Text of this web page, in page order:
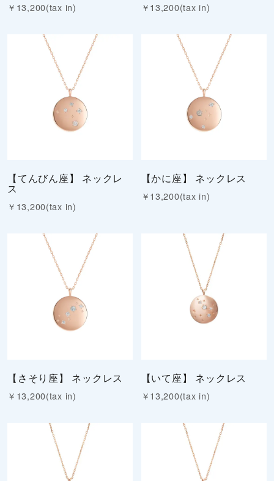
￥13,200(tax in) ￥13,200(tax in)
【てんびん座】 ネックレ
ス
￥13,200(tax in)
【かに座】 ネックレス
￥13,200(tax in)
【さそり座】 ネックレス
￥13,200(tax in)
【いて座】 ネックレス
￥13,200(tax in)